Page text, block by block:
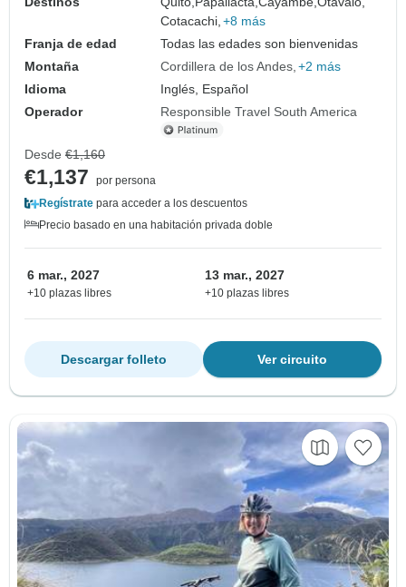
Cotacachi, +8 más
Franja de edad
Todas las edades son bienvenidas
Montaña
Cordillera de los Andes +2 más
Idioma
Inglés, Español
Operador
Responsible Travel South America
Desde €1,160
€1,137
por persona
Regístrate para acceder a los descuentos
Precio basado en una habitación privada doble
6 mar., 2027
+10 plazas libres
13 mar., 2027
+10 plazas libres
Ver circuito
Descargar folleto